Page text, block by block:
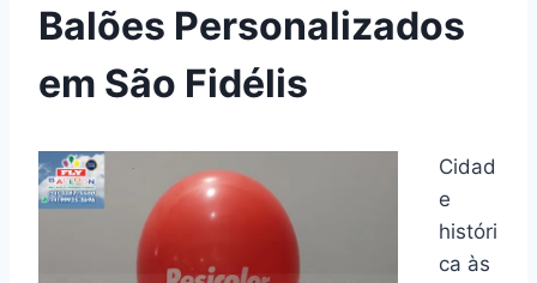
Balões Personalizados
em São Fidélis
Cidad
e
históri
ca às